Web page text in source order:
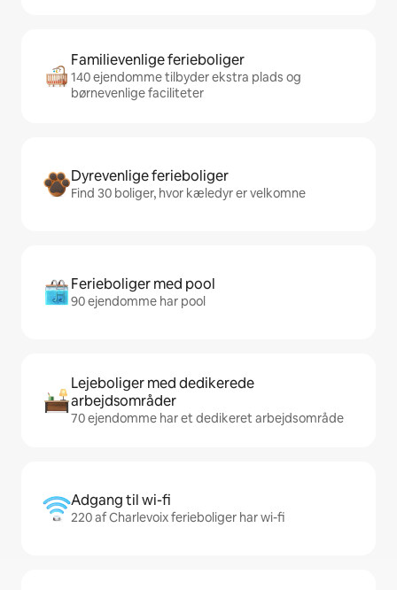
Familievenlige ferieboliger
140 ejendomme tilbyder ekstra plads og
børnevenlige faciliteter
Dyrevenlige ferieboliger
Find 30 boliger, hvor kæledyr er velkomne
Ferieboliger med pool
90 ejendomme har pool
Lejeboliger med dedikerede
arbejdsområder
70 ejendomme har et dedikeret arbejdsområde
Adgang til wi-fi
220 af Charlevoix ferieboliger har wi-fi